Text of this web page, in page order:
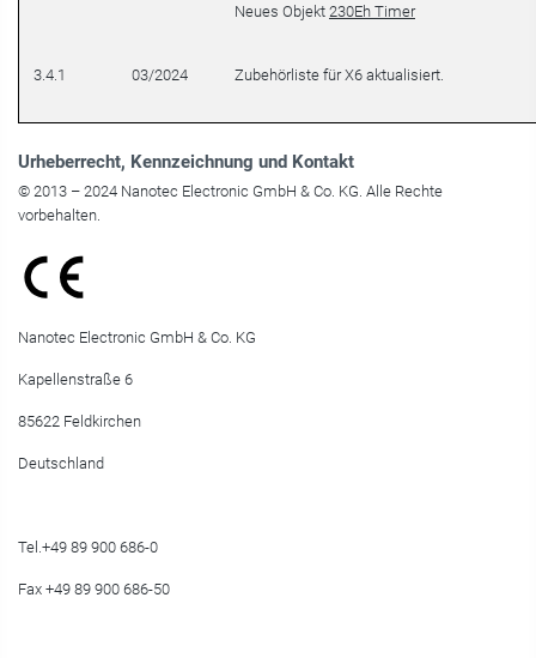
Neues Objekt 230Eh Timer
3.4.1 03/2024 Zubehörliste für X6 aktualisiert.
Urheberrecht, Kennzeichnung und Kontakt
© 2013 – 2024 Nanotec Electronic GmbH & Co. KG. Alle Rechte
vorbehalten.
Nanotec Electronic GmbH & Co. KG
Kapellenstraße 6
85622 Feldkirchen
Deutschland
Tel.+49 89 900 686-0
Fax +49 89 900 686-50